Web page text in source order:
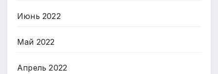
Июнь 2022
Май 2022
Апрель 2022